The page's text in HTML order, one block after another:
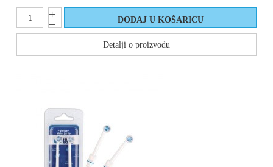
Detalji o proizvodu